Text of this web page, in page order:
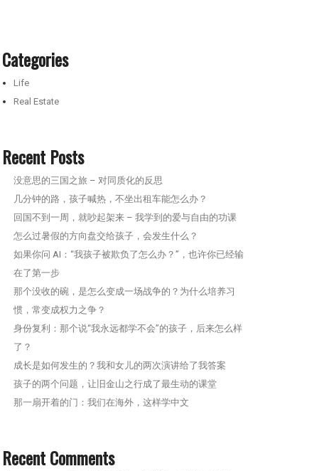
Categories
Life
Real Estate
Recent Posts
没意思的三国之旅 – 对同质化的反思
几分钟的路，孩子喊热，不坐出租车能怎么办？
回国不到一周，就吵起架来 – 我学到的爱与自由的功课
怎么过暑假的方向盘交给孩子，会发生什么？
如果你问 AI：“我孩子被欺负了怎么办？”，也许你已经输
在了第一步
那个没收的碗，是怎么变成一场战争的？为什么培养习
惯，常变成权力之争？
身份复利：那个说“我永远都学不会”的孩子，后来怎么样
了？
成长是如何发生的？我和女儿的两次演讲给了我答案
孩子的两个问题，让旧金山之行成了最生动的课堂
那一扇开着的门：我们在海外，这样学中文
Recent Comments